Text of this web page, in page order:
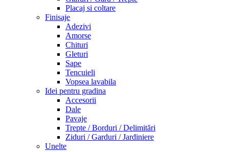
Placaj si coltare
Finisaje
Adezivi
Amorse
Chituri
Gleturi
Sape
Tencuieli
Vopsea lavabila
Idei pentru gradina
Accesorii
Dale
Pavaje
Trepte / Borduri / Delimitări
Ziduri / Garduri / Jardiniere
Unelte